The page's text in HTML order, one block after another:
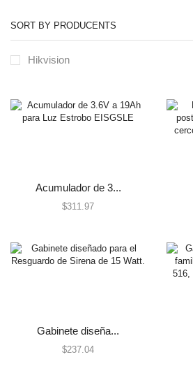
Accesorios
Sirenas y Estrobos
Lutron Caseta Wireless
Lutron Vive
Termostatos
Centrales de Monitoreo de Alarmas
Comunicadores
SORT BY PRODUCENTS
Hikvision
Acumulador de 3...
$311.97
Gabinete diseña...
$237.04